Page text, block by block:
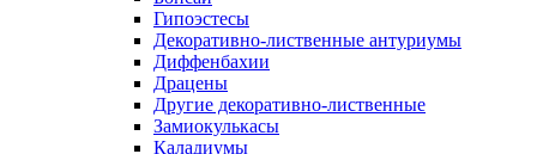
Гипоэстесы
Декоративно-лиственные антуриумы
Диффенбахии
Драцены
Другие декоративно-лиственные
Замиокулькасы
Каладиумы